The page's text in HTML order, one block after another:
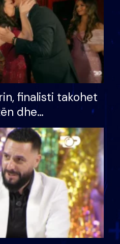
finalisti takohet
dhe
ndonjë letër